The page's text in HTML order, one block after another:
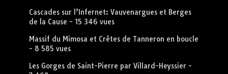
Cascades sur l’Infernet: Vauvenargues et Berges
de la Cause - 15 346 vues
Massif du Mimosa et Crêtes de Tanneron en boucle
- 8 585 vues
Les Gorges de Saint-Pierre par Villard-Heyssier -